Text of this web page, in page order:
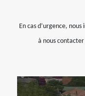
En cas d’urgence,
à nous